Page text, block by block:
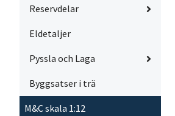
Reservdelar
Eldetaljer
Pyssla och Laga
Byggsatser i trä
M&C skala 1:12